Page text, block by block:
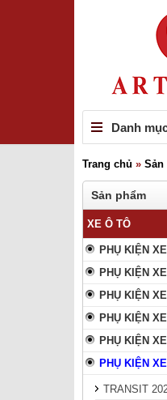
Danh
Trang chủ » Sản
Sản phẩm
XE Ô TÔ
PHỤ KIỆN
PHỤ KIỆN
PHỤ KIỆN
PHỤ KIỆN
PHỤ KIỆN
PHỤ KIỆN
TRANSIT